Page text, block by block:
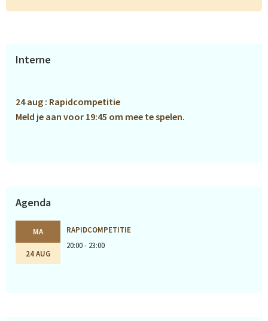
Primaire
Interne
24 aug : Rapidcompetitie
Meld je aan voor 19:45 om mee te spelen.
Agenda
MA
24 AUG
RAPIDCOMPETITIE
20:00 - 23:00